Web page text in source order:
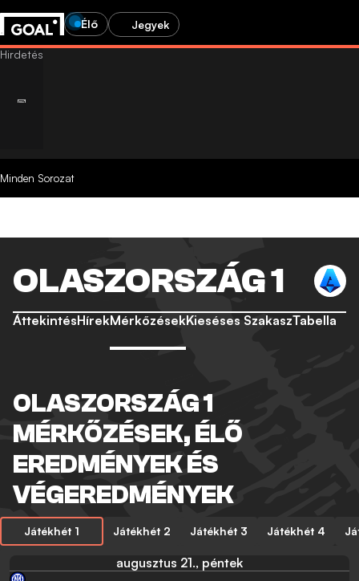
Élő Jegyek
Minden Sorozat
OLASZORSZÁG 1
ÁttekintésHírekMérkőzésekKieséses SzakaszTabella
OLASZORSZÁG 1
MÉRKŐZÉSEK, ÉLŐ
EREDMÉNYEK ÉS
VÉGEREDMÉNYEK
Játékhét 1 Játékhét 2 Játékhét 3 Játékhét 4
augusztus 21., péntek